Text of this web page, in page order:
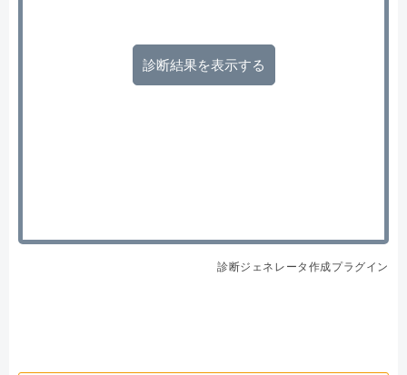
診断ジェネレータ作成プラグイン